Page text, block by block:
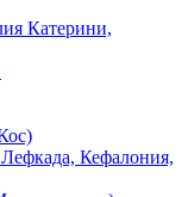
Катерини,
Кефалония,